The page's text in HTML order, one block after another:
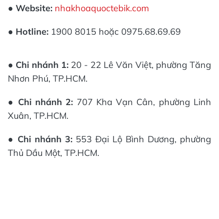
● Website: nhakhoaquoctebik.com
● Hotline: 1900 8015 hoặc 0975.68.69.69
● Chi nhánh 1: 20 - 22 Lê Văn Việt, phường Tăng
Nhơn Phú, TP.HCM.
● Chi nhánh 2: 707 Kha Vạn Cân, phường Linh
Xuân, TP.HCM.
● Chi nhánh 3: 553 Đại Lộ Bình Dương, phường
Thủ Dầu Một, TP.HCM.